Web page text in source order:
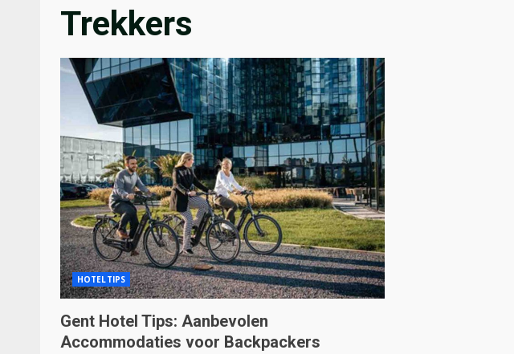
Trekkers
HOTELTIPS
Gent Hotel Tips: Aanbevolen
Accommodaties voor Backpackers